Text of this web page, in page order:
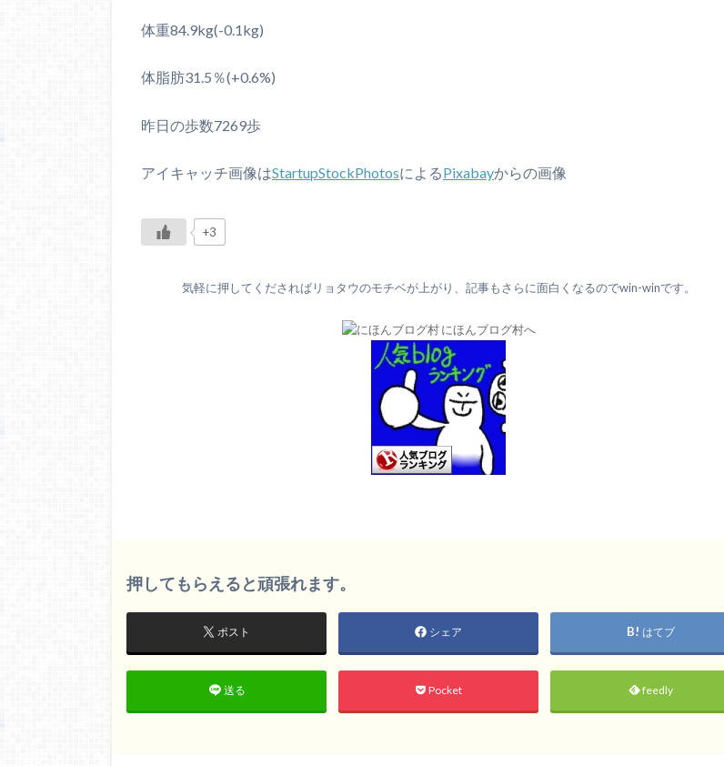
体重84.9kg(-0.1kg)
体脂肪31.5％(+0.6%)
昨日の歩数7269歩
アイキャッチ画像はStartupStockPhotosによるPixabayからの画像
+3
気軽に押してくださればリョタウのモチベが上がり、記事もさらに面白くなるのでwin-winです。
押してもらえると頑張れます。
ポスト シェア はてブ
送る Pocket feedly